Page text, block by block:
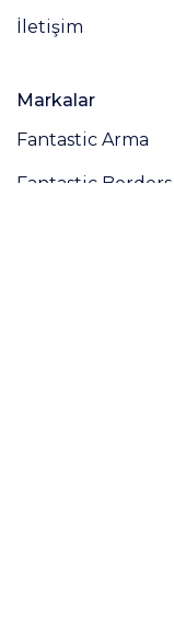
İletişim
Markalar
Fantastic Arma
Fantastic Borders